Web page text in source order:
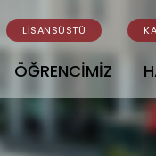
LİSANSÜSTÜ
ÖĞRENCİMİZ